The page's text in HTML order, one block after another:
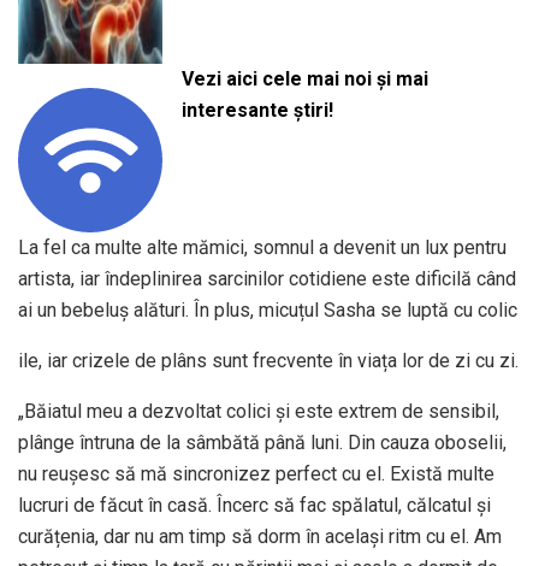
Vezi aici cele mai noi și mai
interesante știri!
La fel ca multe alte mămici, somnul a devenit un lux pentru
artista, iar îndeplinirea sarcinilor cotidiene este dificilă când
ai un bebeluș alături. În plus, micuțul Sasha se luptă cu colic
ile, iar crizele de plâns sunt frecvente în viața lor de zi cu zi.
„Băiatul meu a dezvoltat colici și este extrem de sensibil,
plânge întruna de la sâmbătă până luni. Din cauza oboselii,
nu reușesc să mă sincronizez perfect cu el. Există multe
lucruri de făcut în casă. Încerc să fac spălatul, călcatul și
curățenia, dar nu am timp să dorm în același ritm cu el. Am